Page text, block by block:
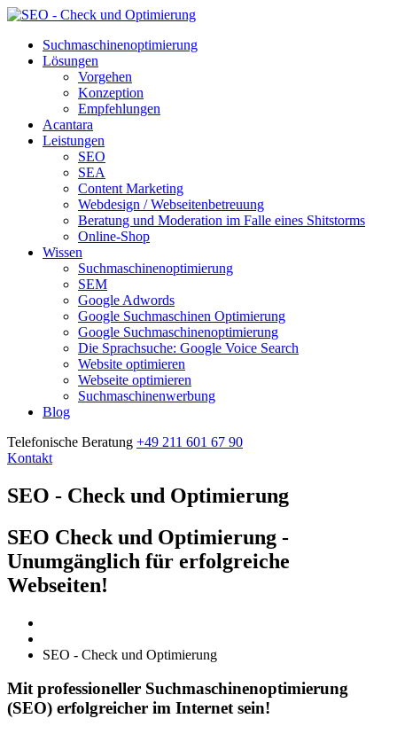
Suchmaschinenoptimierung
Lösungen
Vorgehen
Konzeption
Empfehlungen
Acantara
Leistungen
SEO
SEA
Content Marketing
Webdesign / Webseitenbetreuung
Beratung und Moderation im Falle eines Shitstorms
Online-Shop
Wissen
Suchmaschinenoptimierung
SEM
Google Adwords
Google Suchmaschinen Optimierung
Google Suchmaschinenoptimierung
Die Sprachsuche: Google Voice Search
Website optimieren
Webseite optimieren
Suchmaschinenwerbung
Blog
Telefonische Beratung +49 211 601 67 90
Kontakt
SEO - Check und Optimierung
SEO Check und Optimierung -
Unumgänglich für erfolgreiche
Webseiten!
SEO - Check und Optimierung
Mit professioneller Suchmaschinenoptimierung
(SEO) erfolgreicher im Internet sein!